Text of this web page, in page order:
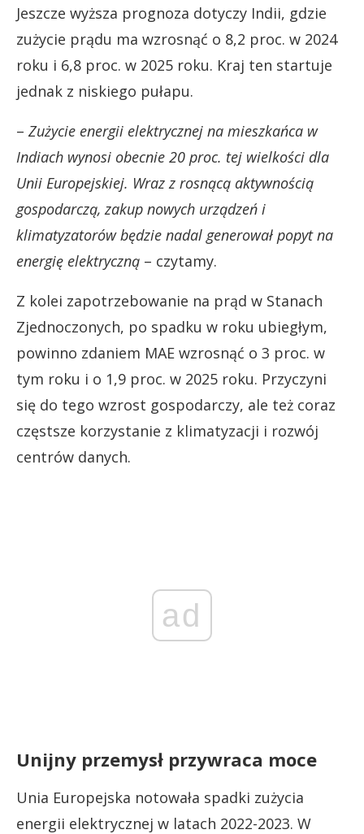
Jeszcze wyższa prognoza dotyczy Indii, gdzie
zużycie prądu ma wzrosnąć o 8,2 proc. w 2024
roku i 6,8 proc. w 2025 roku. Kraj ten startuje
jednak z niskiego pułapu.
– Zużycie energii elektrycznej na mieszkańca w
Indiach wynosi obecnie 20 proc. tej wielkości dla
Unii Europejskiej. Wraz z rosnącą aktywnością
gospodarczą, zakup nowych urządzeń i
klimatyzatorów będzie nadal generował popyt na
energię elektryczną – czytamy.
Z kolei zapotrzebowanie na prąd w Stanach
Zjednoczonych, po spadku w roku ubiegłym,
powinno zdaniem MAE wzrosnąć o 3 proc. w
tym roku i o 1,9 proc. w 2025 roku. Przyczyni
się do tego wzrost gospodarczy, ale też coraz
częstsze korzystanie z klimatyzacji i rozwój
centrów danych.
ad
Unijny przemysł przywraca moce
Unia Europejska notowała spadki zużycia
energii elektrycznej w latach 2022-2023. W